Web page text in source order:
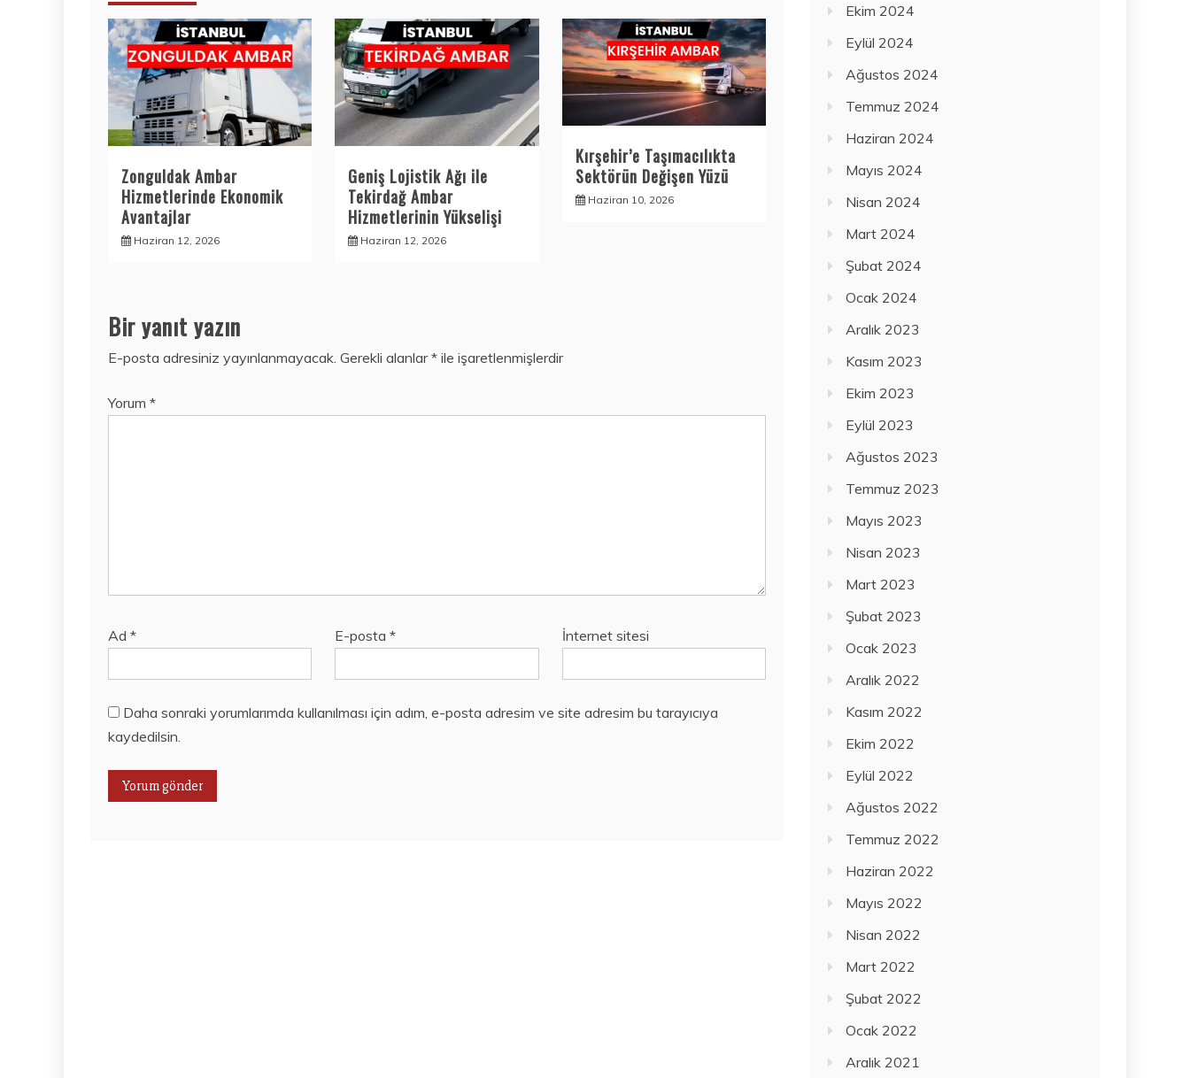
Zonguldak Ambar
Hizmetlerinde Ekonomik
Avantajlar
Haziran 12, 2026
Geniş Lojistik Ağı ile
Tekirdağ Ambar
Hizmetlerinin Yükselişi
Haziran 12, 2026
Kırşehir’e Taşımacılıkta
Sektörün Değişen Yüzü
Haziran 10, 2026
Bir yanıt yazın
E-posta adresiniz yayınlanmayacak. Gerekli alanlar* ile işaretlenmişlerdir
Yorum *
Ad * E-posta* İnternet sitesi
Daha sonraki yorumlarımda kullanılması için adım, e-posta adresim ve site adresim bu tarayıcıya
kaydedilsin.
Ekim 2024
Eylül 2024
Ağustos 2024
Temmuz 2024
Haziran 2024
Mayıs 2024
Nisan 2024
Mart 2024
Şubat 2024
Ocak 2024
Aralık 2023
Kasım 2023
Ekim 2023
Eylül 2023
Ağustos 2023
Temmuz 2023
Mayıs 2023
Nisan 2023
Mart 2023
Şubat 2023
Ocak 2023
Aralık 2022
Kasım 2022
Ekim 2022
Eylül 2022
Ağustos 2022
Temmuz 2022
Haziran 2022
Mayıs 2022
Nisan 2022
Mart 2022
Şubat 2022
Ocak 2022
Aralık 2021